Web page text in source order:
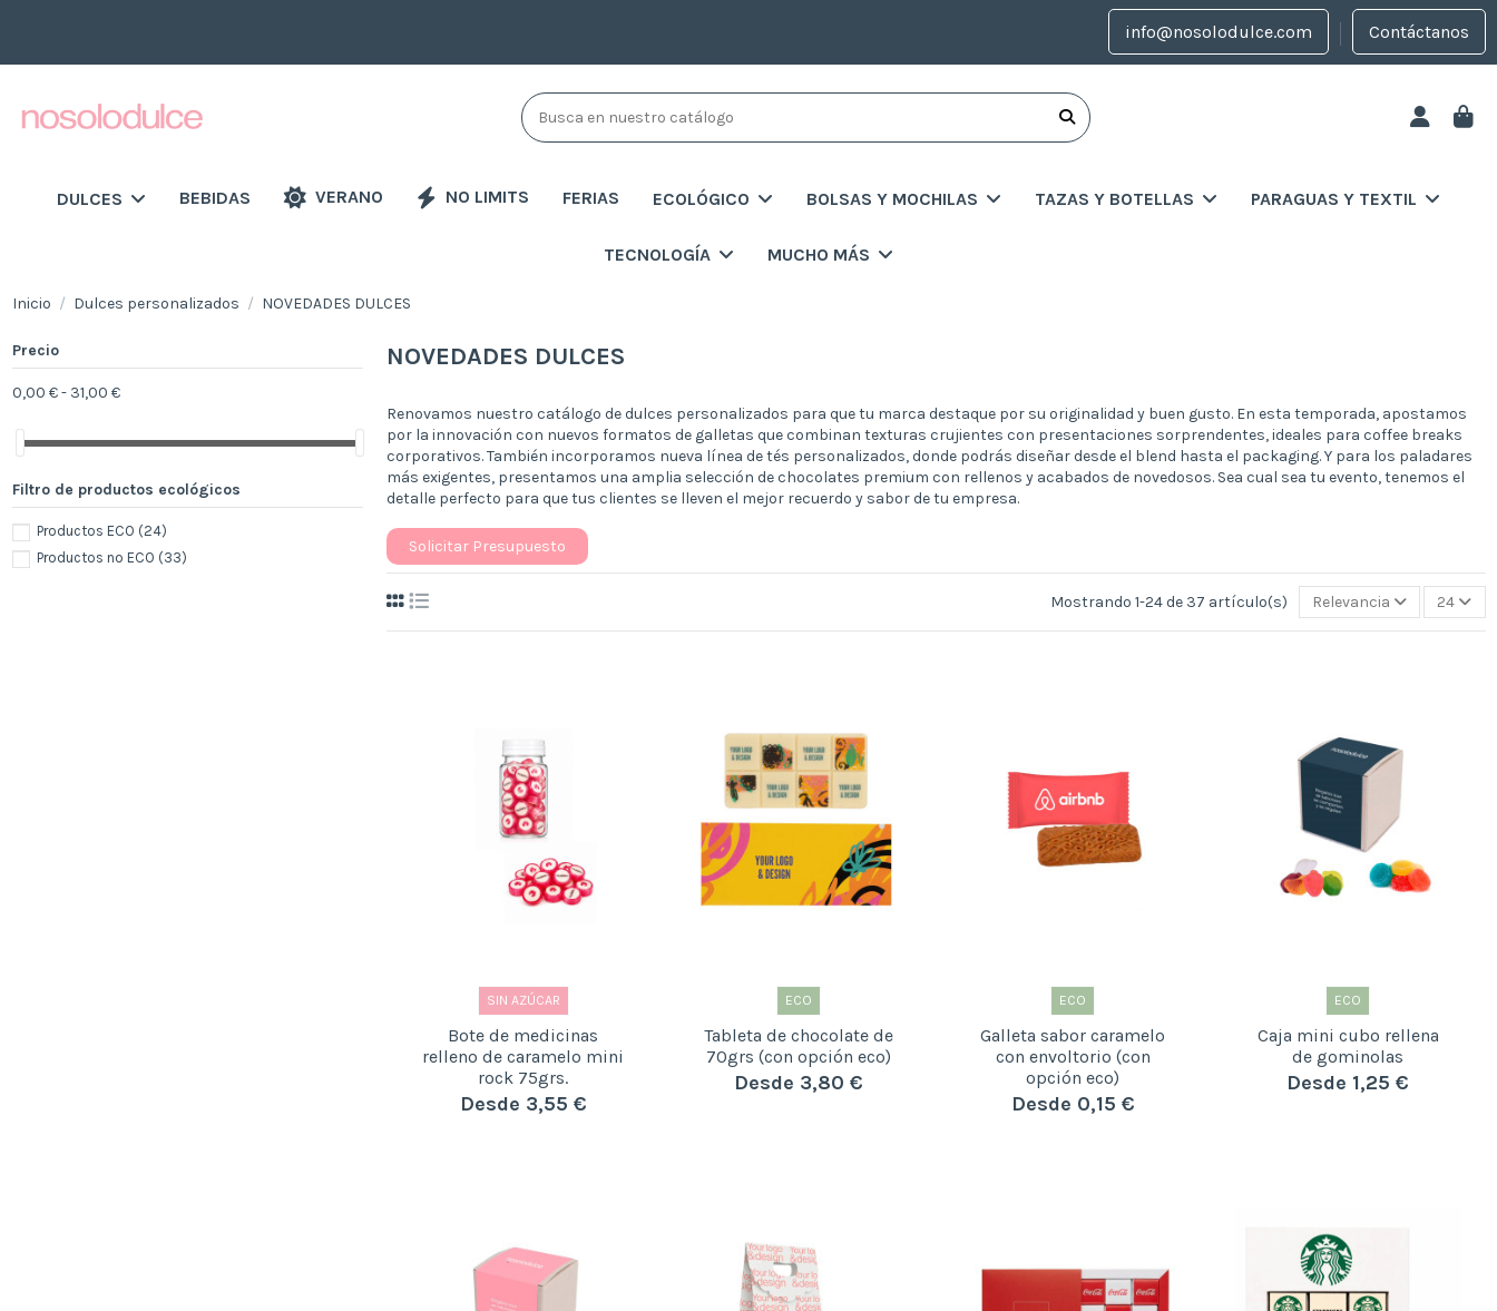
info@nosolodulce.com Contáctanos
DULCES BEBIDAS VERANO NO LIMITS FERIAS ECOLÓGICO BOLSAS Y MOCHILAS TAZAS Y BOTELLAS PARAGUAS Y TEXTIL
TECNOLOGÍA MUCHO MÁS
Inicio Dulces personalizados NOVEDADES DULCES
NOVEDADES DULCES
Renovamos nuestro catálogo de dulces personalizados para que tu marca destaque por su originalidad y buen gusto. En esta temporada, apostamos
por la innovación con nuevos formatos de galletas que combinan texturas crujientes con presentaciones sorprendentes, ideales para coffee breaks
corporativos. También incorporamos nueva línea de tés personalizados, donde podrás diseñar desde el blend hasta el packaging. Y para los paladares
más exigentes, presentamos una amplia selección de chocolates premium con rellenos y acabados de novedosos. Sea cual sea tu evento, tenemos el
detalle perfecto para que tus clientes se lleven el mejor recuerdo y sabor de tu empresa.
Solicitar Presupuesto
Mostrando 1-24 de 37 artículo(s) Relevancia 24
SIN AZÚCAR
Bote de medicinas
relleno de caramelo mini
rock 75grs.
Desde 3,55 €
ECO
Tableta de chocolate de
70grs (con opción eco)
Desde 3,80 €
ECO
Galleta sabor caramelo
con envoltorio (con
opción eco)
Desde 0,15 €
ECO
Caja mini cubo rellena
de gominolas
Desde 1,25 €
Precio
0,00 € - 31,00 €
Filtro de productos ecológicos
Productos ECO (24)
Productos no ECO (33)